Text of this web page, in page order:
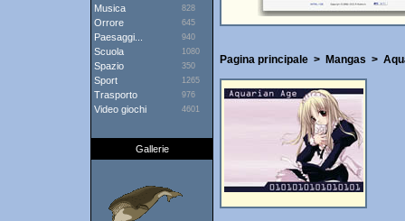
Musica 828
Orrore 645
Paesaggi... 940
Scuola 1080
Spazio 350
Sport 1265
Trasporto 976
Video giochi 4601
Gallerie
Pagina principale > Mangas >